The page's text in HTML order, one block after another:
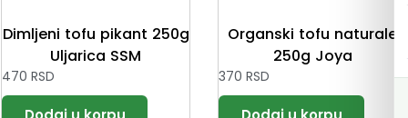
Dimljeni tofu pikant 250g
Uljarica SSM
470 RSD
Organski tofu naturale
250g Joya
370 RSD